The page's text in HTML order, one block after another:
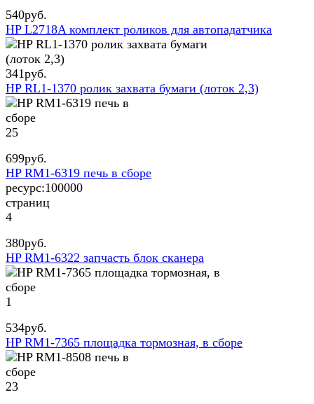
540руб.
HP L2718A комплект роликов для автопадатчика
341руб.
HP RL1-1370 ролик захвата бумаги (лоток 2,3)
25
699руб.
HP RM1-6319 печь в сборе
ресурс:100000
страниц
4
380руб.
HP RM1-6322 запчасть блок сканера
1
534руб.
HP RM1-7365 площадка тормозная, в сборе
23